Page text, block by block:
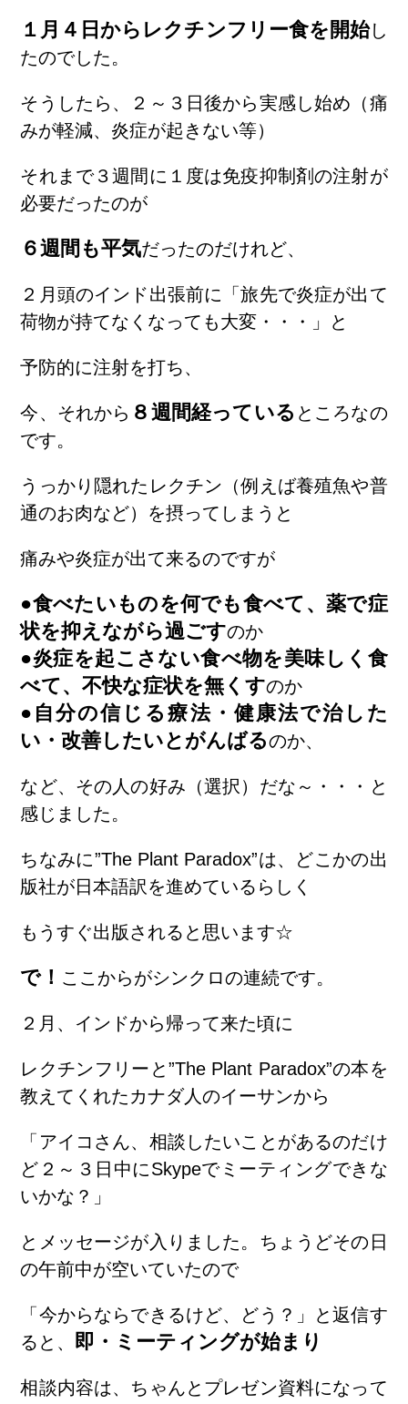
１月４日からレクチンフリー食を開始し
たのでした。
そうしたら、２～３日後から実感し始め（痛
みが軽減、炎症が起きない等）
それまで３週間に１度は免疫抑制剤の注射が
必要だったのが
６週間も平気だったのだけれど、
２月頭のインド出張前に「旅先で炎症が出て
荷物が持てなくなっても大変・・・」と
予防的に注射を打ち、
今、それから ８週間経っている ところなの
です。
うっかり隠れたレクチン（例えば養殖魚や普
通のお肉など）を摂ってしまうと
痛みや炎症が出て来るのですが
●食べたいものを何でも食べて、薬で症
状を抑えながら過ごすのか
●炎症を起こさない食べ物を美味しく食
べて、不快な症状を無くすのか
●自分の信じる療法・健康法で治した
い・改善したいとがんばるのか、
など、その人の好み（選択）だな～・・・と
感じました。
ちなみに”The Plant Paradox”は、どこかの出
版社が日本語訳を進めているらしく
もうすぐ出版されると思います☆
で！ ここからがシンクロの連続です。
２月、インドから帰って来た頃に
レクチンフリーと”The Plant Paradox”の本を
教えてくれたカナダ人のイーサンから
「アイコさん、相談したいことがあるのだけ
ど２～３日中にSkypeでミーティングできな
いかな？」
とメッセージが入りました。ちょうどその日
の午前中が空いていたので
「今からならできるけど、どう？」と返信す
ると、 即・ミーティングが始まり
相談内容は、ちゃんとプレゼン資料になって